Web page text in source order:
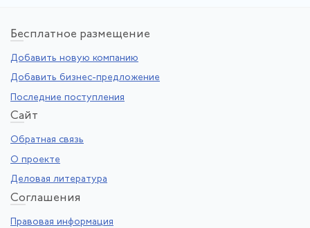
Бесплатное размещение
Добавить новую компанию
Добавить бизнес-предложение
Последние поступления
Сайт
Обратная связь
О проекте
Деловая литература
Соглашения
Правовая информация